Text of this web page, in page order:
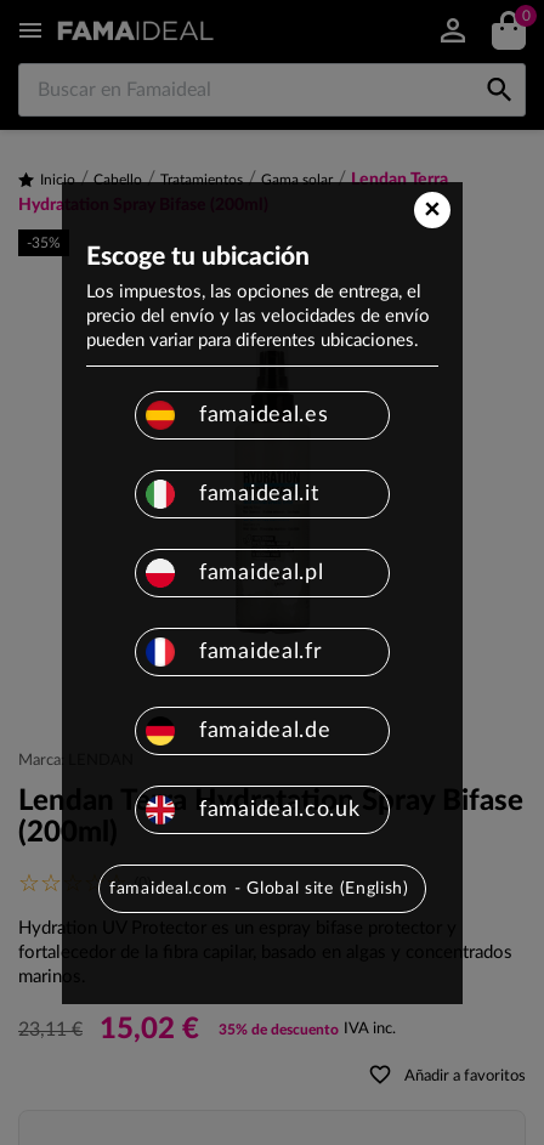
 0

-35%
Inicio Cabello Tratamientos Gama solar
Lendan Terra
Hydratation Spray Bifase (200ml)
Marca: LENDAN
Lendan Terra Hydratation Spray Bifase
(200ml)
(0)
Hydration UV Protector es un espray bifase protector y
fortalecedor de la fibra capilar, basado en algas y concentrados
marinos.
23,11 € 15,02 € 35% de descuento IVA inc.
favorite_border Añadir a favoritos
×
Escoge tu ubicación
Los impuestos, las opciones de entrega, el
precio del envío y las velocidades de envío
pueden variar para diferentes ubicaciones.
famaideal.es
famaideal.it
famaideal.pl
famaideal.fr
famaideal.de
famaideal.co.uk
famaideal.com - Global site (English)